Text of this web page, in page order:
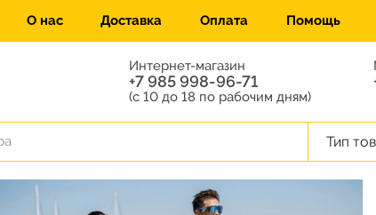
О нас Доставка Оплата Помощь
Интернет-магазин
+7 985 998-96-71
(с 10 до 18 по рабочим дням)
Тип